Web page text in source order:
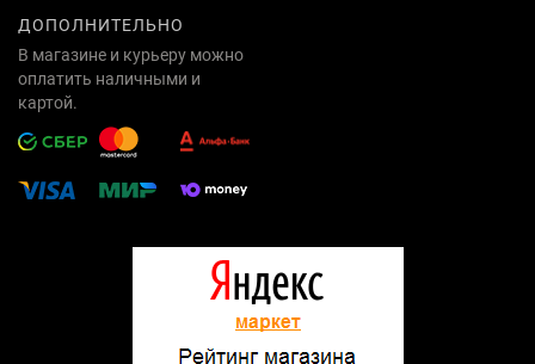
ДОПОЛНИТЕЛЬНО
В магазине и курьеру можно
оплатить наличными и
картой.